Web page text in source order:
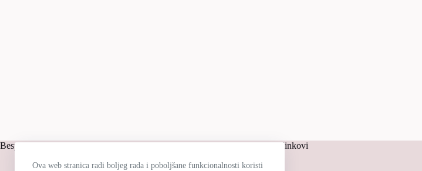
Ova web stranica radi boljeg rada i poboljšane funkcionalnosti koristi
Besplatna dostava Korisni linkovi